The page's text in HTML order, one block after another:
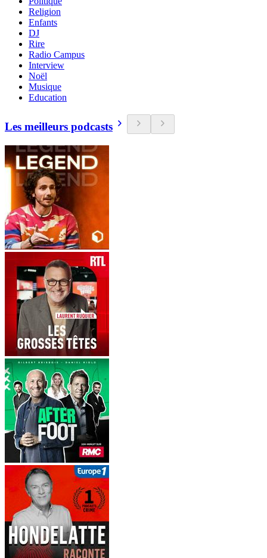
Religion
Enfants
DJ
Rire
Radio Campus
Interview
Noël
Musique
Education
Les meilleurs podcasts